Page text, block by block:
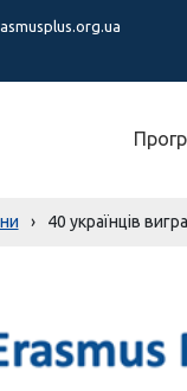
› 40 українців